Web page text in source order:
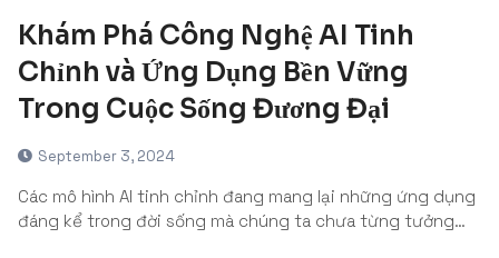
Khám Phá Công Nghệ AI Tinh
Chỉnh và Ứng Dụng Bền Vững
Trong Cuộc Sống Đương Đại
September 3, 2024
Các mô hình AI tinh chỉnh đang mang lại những ứng dụng
đáng kể trong đời sống mà chúng ta chưa từng tưởng…